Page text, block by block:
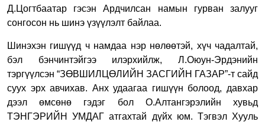
Д.Цогтбаатар гэсэн Ардчилсан намын гурван залууг
сонгосон нь шинэ үзүүлэлт байлаа.
Шинэхэн гишүүд ч намдаа нэр нөлөөтэй, хүч чадалтай,
бэл бэнчинтэйгээ илэрхийлж, Л.Оюун-Эрдэнийн
тэргүүлсэн “ЗӨВШИЛЦӨЛИЙН ЗАСГИЙН ГАЗАР”-т сайд
суух эрх авчихав. Анх удаагаа гишүүн болоод, давхар
дээл өмсөнө гэдэг бол О.Алтангэрэлийн хувьд
ТЭНГЭРИЙН УМДАГ атгахтай дүйх юм. Тэгвэл Хууль